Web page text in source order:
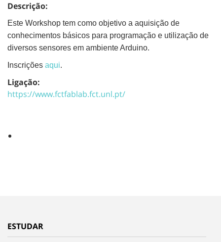
Descrição:
Este Workshop tem como objetivo a aquisição de
conhecimentos básicos para programação e utilização de
diversos sensores em ambiente Arduino.
Inscrições aqui.
Ligação:
https://www.fctfablab.fct.unl.pt/
ESTUDAR